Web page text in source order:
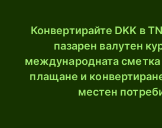
Конвертирайте DKK в
пазарен валутен
международната сметка
плащане и
местен